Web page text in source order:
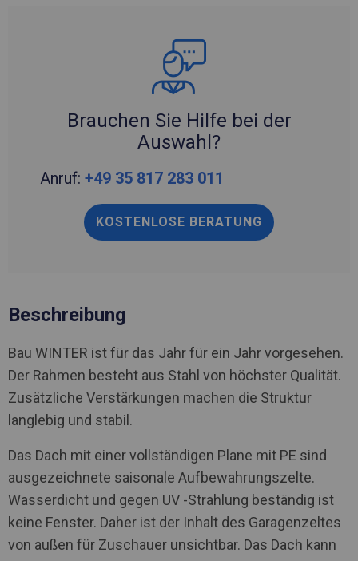
Brauchen Sie Hilfe bei der
Auswahl?
Anruf: +49 35 817 283 011
KOSTENLOSE BERATUNG
Beschreibung
Bau WINTER ist für das Jahr für ein Jahr vorgesehen.
Der Rahmen besteht aus Stahl von höchster Qualität.
Zusätzliche Verstärkungen machen die Struktur
langlebig und stabil.
Das Dach mit einer vollständigen Plane mit PE sind
ausgezeichnete saisonale Aufbewahrungszelte.
Wasserdicht und gegen UV -Strahlung beständig ist
keine Fenster. Daher ist der Inhalt des Garagenzeltes
von außen für Zuschauer unsichtbar. Das Dach kann